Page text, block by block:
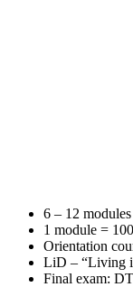
6 – 12
1 module =
Orientation
LiD – “Living
Final exam: